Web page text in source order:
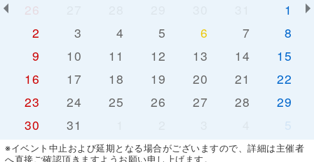
26
1
2
3 4 5 6 7
8
9
10 11 12 13 14
15
16
17 18 19 20 21
22
23
24 25 26 27 28
29
30
31 5
※イベント中止および延期となる場合がございますので、詳細は主催者
へ直接ご確認頂きますようお願い申し上げます。